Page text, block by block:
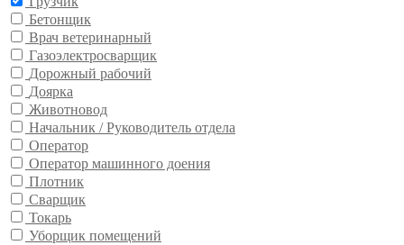
Бетонщик
Врач ветеринарный
Газоэлектросварщик
Дорожный рабочий
Доярка
Животновод
Начальник / Руководитель отдела
Оператор
Оператор машинного доения
Плотник
Сварщик
Токарь
Уборщик помещений